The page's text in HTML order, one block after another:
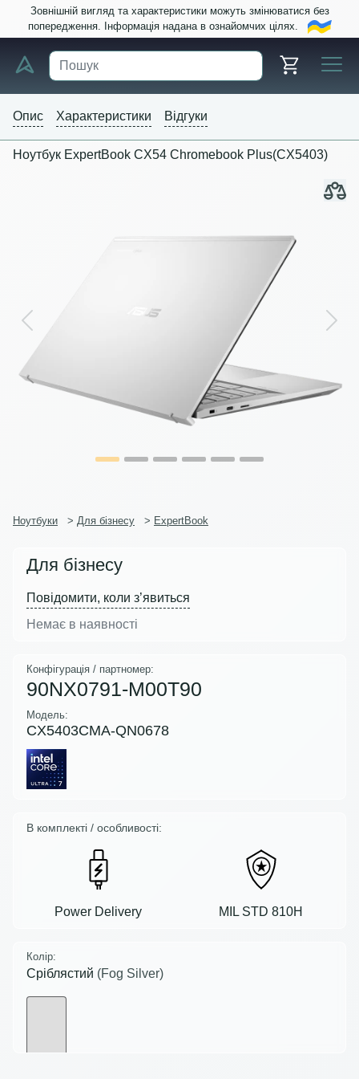
Зовнішній вигляд та характеристики можуть змінюватися без
попередження. Інформація надана в ознайомчих цілях.
Опис Характеристики Відгуки
Ноутбук ExpertBook CX54 Chromebook Plus(CX5403)
Previous Next
Ноутбуки > Для бізнесу > ExpertBook
Для бізнесу
Повідомити, коли з’явиться
Немає в наявності
Конфігурація / партномер:
90NX0791-M00T90
Модель:
CX5403CMA-QN0678
В комплекті / особливості:
Power Delivery MIL STD 810H
Колір:
Сріблястий (Fog Silver)